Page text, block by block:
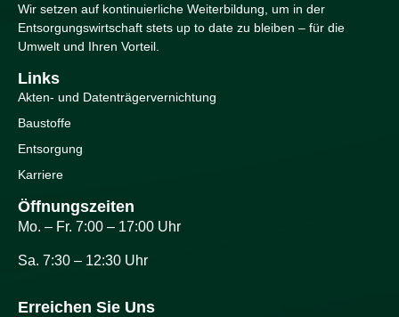
Wir setzen auf kontinuierliche Weiterbildung, um in der
Entsorgungswirtschaft stets up to date zu bleiben – für die
Umwelt und Ihren Vorteil.
Links
Akten- und Datenträgervernichtung
Baustoffe
Entsorgung
Karriere
Öffnungszeiten
Mo. – Fr. 7:00 – 17:00 Uhr
Sa. 7:30 – 12:30 Uhr
Erreichen Sie Uns